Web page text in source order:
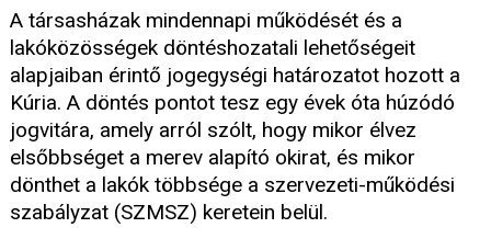
A társasházak mindennapi működését és a
lakóközösségek döntéshozatali lehetőségeit
alapjaiban érintő jogegységi határozatot hozott a
Kúria. A döntés pontot tesz egy évek óta húzódó
jogvitára, amely arról szólt, hogy mikor élvez
elsőbbséget a merev alapító okirat, és mikor
dönthet a lakók többsége a szervezeti-működési
szabályzat (SZMSZ) keretein belül.